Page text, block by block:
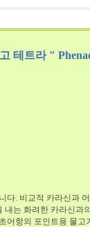
테트라 "
다. 비교적 카라신과
는 화려한 카라신과
어항의 포인트용 물